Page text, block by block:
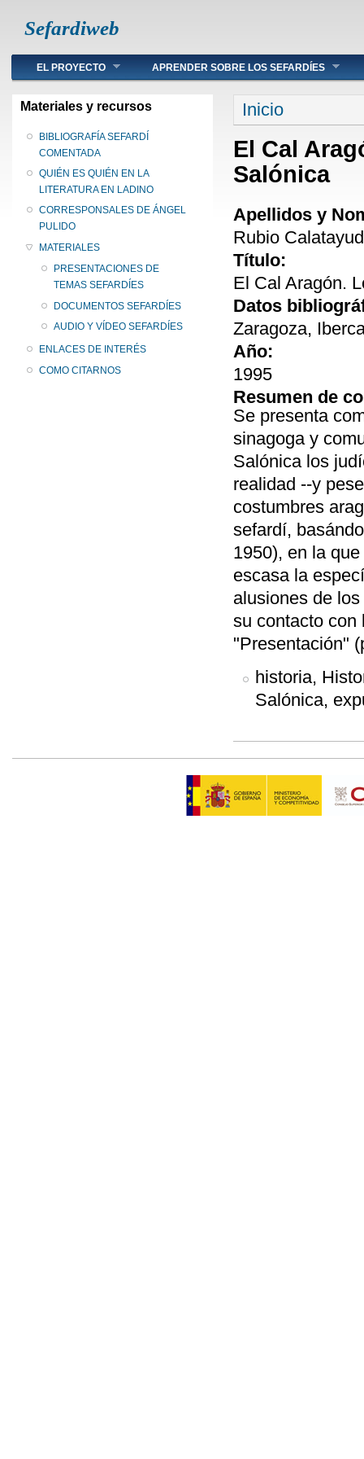
Sefardiweb
Main menu
EL PROYECTO APRENDER SOBRE LOS SEFARDÍES
Materiales y recursos
BIBLIOGRAFÍA SEFARDÍ
COMENTADA
QUIÉN ES QUIÉN EN LA
LITERATURA EN LADINO
CORRESPONSALES DE ÁNGEL
PULIDO
MATERIALES
PRESENTACIONES DE
TEMAS SEFARDÍES
DOCUMENTOS SEFARDÍES
AUDIO Y VÍDEO SEFARDÍES
ENLACES DE INTERÉS
COMO CITARNOS
Se encuentra
Inicio
El Cal
Salónica
Apellidos y
Rubio
Título:
El Cal Aragón.
Datos
Zaragoza,
Año:
1995
Resumen de
Se presenta
sinagoga y
Salónica los
realidad --y
costumbres
sefardí,
1950), en la
escasa la
alusiones de
su contacto con
"Presentación"
historia,
Salónica,